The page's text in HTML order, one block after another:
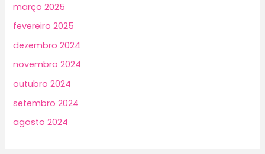
março 2025
fevereiro 2025
dezembro 2024
novembro 2024
outubro 2024
setembro 2024
agosto 2024